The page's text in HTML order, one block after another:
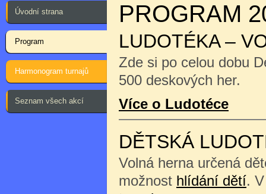
Úvodní strana
Program
Harmonogram turnajů
Seznam všech akcí
PROGRAM
LUDOTÉKA –
Zde si po celou dobu
500 deskových her.
Více o Ludotéce
DĚTSKÁ
Volná herna určená
možnost hlídání dětí.